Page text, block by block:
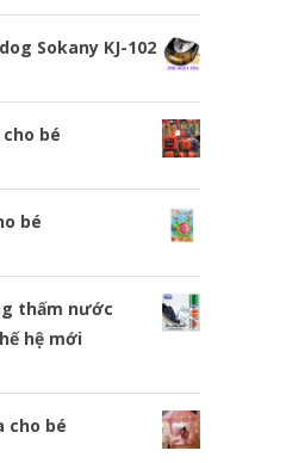
Sokany KJ-102
bé
bé
thấm nước
hệ mới
cho bé